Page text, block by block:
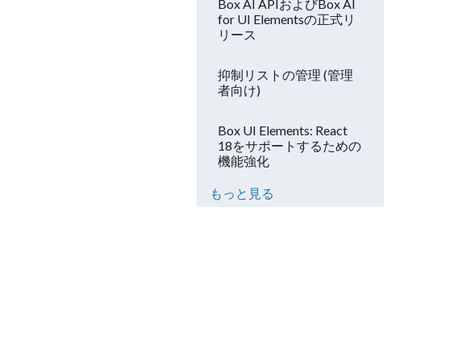
Box AI APIおよびBox AI
for UI Elementsの正式リ
リース
抑制リストの管理 (管理
者向け)
Box UI Elements: React
18をサポートするための
機能強化
もっと見る